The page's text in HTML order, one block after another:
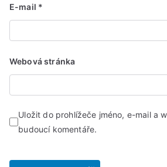
E-mail *
Webová stránka
Uložit do prohlížeče jméno, e-mail a
budoucí komentáře.